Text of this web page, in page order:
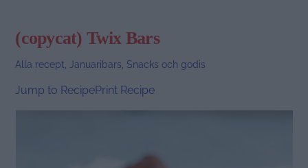
(copycat) Twix Bars
Alla recept Januaribars Snacks och godis
Jump to RecipePrint Recipe